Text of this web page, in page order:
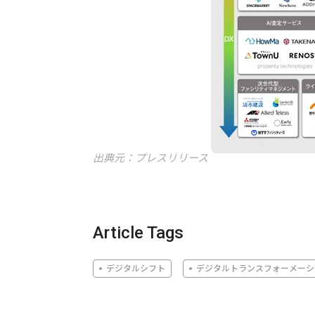
出典元：プレスリリース
Article Tags
デジタルシフト デジタルトランスフォーメー